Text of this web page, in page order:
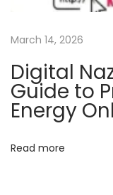
March 14, 2026
Digital
Guide to
Energy
Read more